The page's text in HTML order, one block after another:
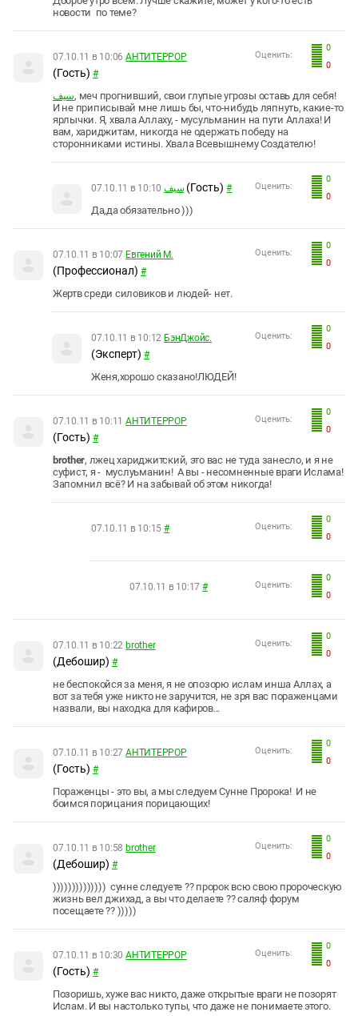
новости по теме?
0
0
Оценить:
07.10.11 в 10:06 АНТИТEPPOP
(Гость) #
سيف, меч прогнивший, свои глупые угрозы оставь для себя!
И не приписывай мне лишь бы, что-нибудь ляпнуть, какие-то
ярлычки. Я, хвала Аллаху, - мусульманин на пути Аллаха! И
вам, хариджитам, никогда не одержать победу на
сторонниками истины. Хвала Всевышнему Создателю!
0
0
Оценить:
07.10.11 в 10:10 سيف (Гость) #
Да,да обязательно )))
0
0
Оценить:
07.10.11 в 10:07 Евгений М.
(Профессионал) #
Жертв среди силовиков и людей- нет.
0
0
Оценить:
07.10.11 в 10:12 БэнДжойс.
(Эксперт) #
Женя,хорошо сказано!ЛЮДЕЙ!
0
0
Оценить:
07.10.11 в 10:11 АНТИТEPPOP
(Гость) #
brother, лжец хариджитский, это вас не туда занесло, и я не
суфист, я - муслуьманин! А вы - несомненные враги Ислама!
Запомнил всё? И на забывай об этом никогда!
0
0
Оценить:
07.10.11 в 10:15 #
0
0
Оценить:
07.10.11 в 10:17 #
0
0
Оценить:
07.10.11 в 10:22 brother
(Дебошир) #
не беспокойся за меня, я не опозорю ислам инша Аллах, а
вот за тебя уже никто не заручится, не зря вас пораженцами
назвали, вы находка для кафиров...
0
0
Оценить:
07.10.11 в 10:27 АНТИТEPPOP
(Гость) #
Пораженцы - это вы, а мы следуем Сунне Пророка! И не
боимся порицания порицающих!
0
0
Оценить:
07.10.11 в 10:58 brother
(Дебошир) #
)))))))))))))) сунне следуете ?? пророк всю свою пророческую
жизнь вел джихад, а вы что делаете ?? саляф форум
посещаете ?? )))))
0
0
Оценить:
07.10.11 в 10:30 АНТИТEPPOP
(Гость) #
Позоришь, хуже вас никто, даже открытые враги не позорят
Ислам. И вы настолько тупы, что даже не понимаете этого.